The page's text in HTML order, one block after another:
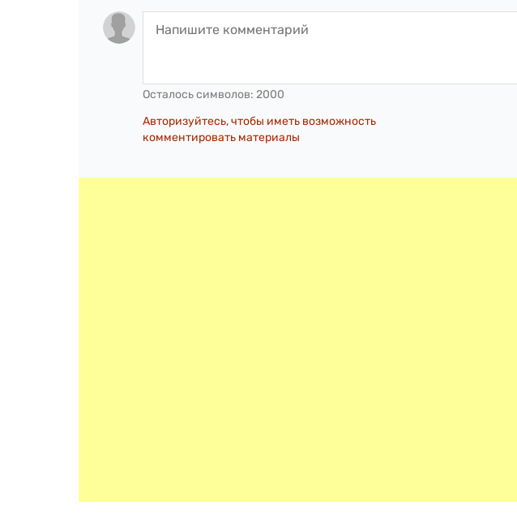
Осталось символов: 2000
Авторизуйтесь, чтобы иметь возможность
комментировать материалы